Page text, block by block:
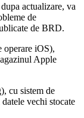
actualizare, va
de
de BRD.
operare iOS),
Apple
cu sistem de
vechi stocate